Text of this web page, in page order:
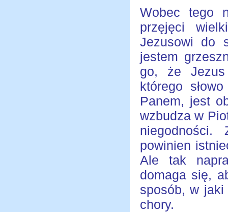
Wobec tego
przęjęci
Jezusowi do
jestem
go, że Jezus
którego
Panem, jest
wzbudza w
powinien
Ale tak
domaga się,
sposób, w
chory.